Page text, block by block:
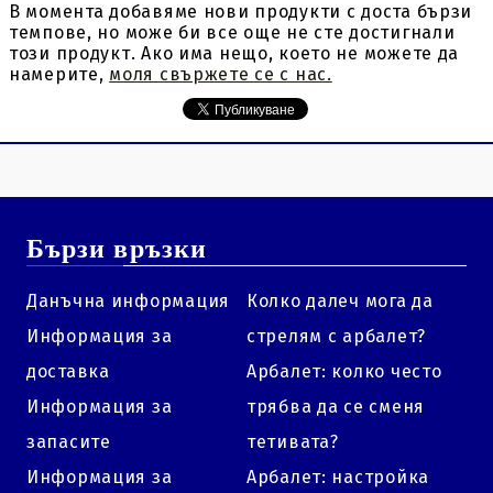
В момента добавяме нови продукти с доста бързи
темпове, но може би все още не сте достигнали
този продукт. Ако има нещо, което не можете да
намерите, моля свържете се с нас.
Бързи връзки
Данъчна информация
Информация за
доставка
Информация за
запасите
Информация за
Колко далеч мога да
стрелям с арбалет?
Арбалет: колко често
трябва да се сменя
тетивата?
Арбалет: настройка